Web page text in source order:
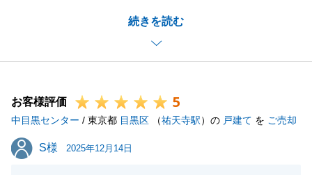
続きを読む
ご新居で何かお困りでしたらお気軽にお知らせくださ
い。
お客様評価 5
中目黒センター / 東京都 目黒区 （祐天寺駅）の 戸建て を ご売却
S様
S様 2025年12月14日